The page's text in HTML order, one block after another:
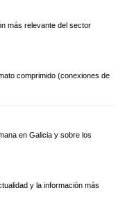
más relevante del sector
comprimido (conexiones de
en Galicia y sobre los
y la información más